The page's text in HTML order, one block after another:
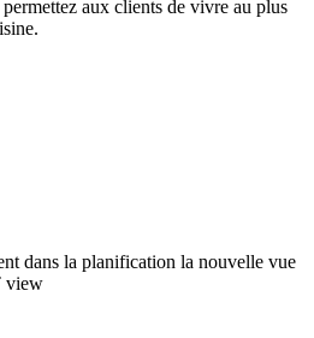
aux clients de vivre au plus
dans la planification la nouvelle vue
view